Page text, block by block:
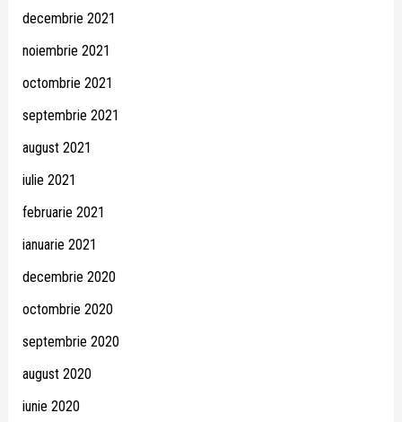
decembrie 2021
noiembrie 2021
octombrie 2021
septembrie 2021
august 2021
iulie 2021
februarie 2021
ianuarie 2021
decembrie 2020
octombrie 2020
septembrie 2020
august 2020
iunie 2020